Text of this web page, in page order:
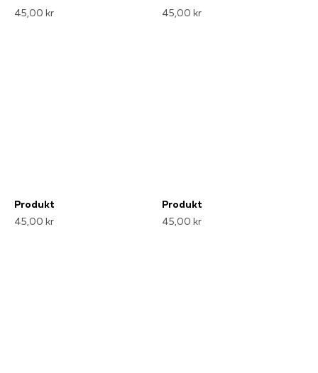
45,00 kr
45,00 kr
Produkt
45,00 kr
Produkt
45,00 kr